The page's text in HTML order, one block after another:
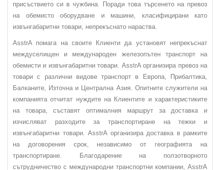
присъствието си в чужбина. Поради това търсенето на превоз
на обемисто оборудване и машини, класифицирани като
извънгабаритни товари, непрекъснато нараства.
AsstrA помага на своите Клиенти да установят непрекъснат
междуселищен и международен железопътен транспорт на
обемисти и извънгабаритни товари. AsstrA организира превоз на
товари с различни видове транспорт в Европа, Прибалтика,
Балканите, Източна и Централна Азия. Опитните служители на
компанията отчитат нуждите на Клиентите и характеристиките
на товара, съставят оптималния маршрут за доставка и
изчисляват разходите за транспортиране на тежки и
извънгабаритни товари. AsstrA организира доставка в рамките
на договорения срок, независимо от географията на
транспортиране. Благодарение на ползотворното
сътрудничество с международни транспортни компании, AsstrA